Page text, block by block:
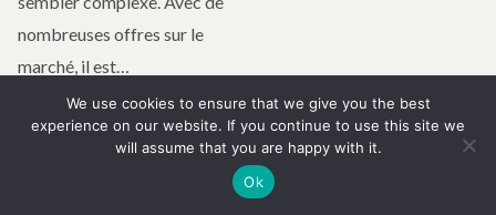
nombreuses offres sur le
marché, il est…
Continuer la lecture
We use cookies to ensure that we give you the best
experience on our website. If you continue to use this site we
will assume that you are happy with it.
Ok